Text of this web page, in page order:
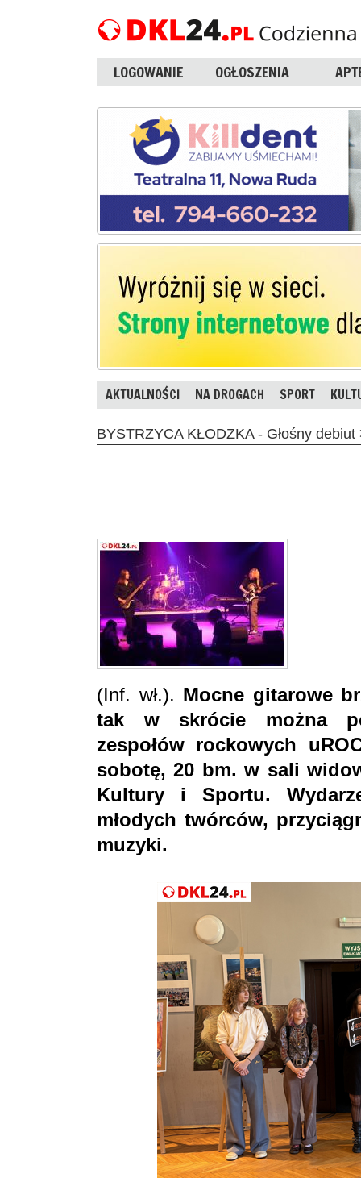
LOGOWANIE OGŁOSZENIA
AKTUALNOŚCI NA DROGACH SPORT
BYSTRZYCA KŁODZKA - Głośny
(Inf. wł.). Mocne gitarowe
tak w skrócie można
zespołów rockowych
sobotę, 20 bm. w sali
Kultury i Sportu.
młodych twórców,
muzyki.